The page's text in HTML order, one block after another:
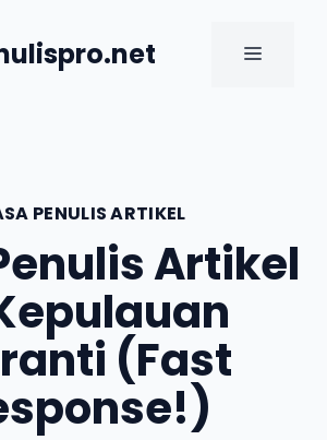
MENU
PENULIS ARTIKEL
Artikel
(Fast